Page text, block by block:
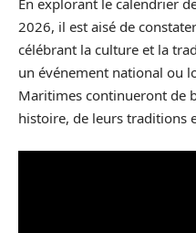
En explorant le calendrier
2026, il est aisé de
célébrant la culture et la
un événement national ou
Maritimes continueront de
histoire, de leurs traditions